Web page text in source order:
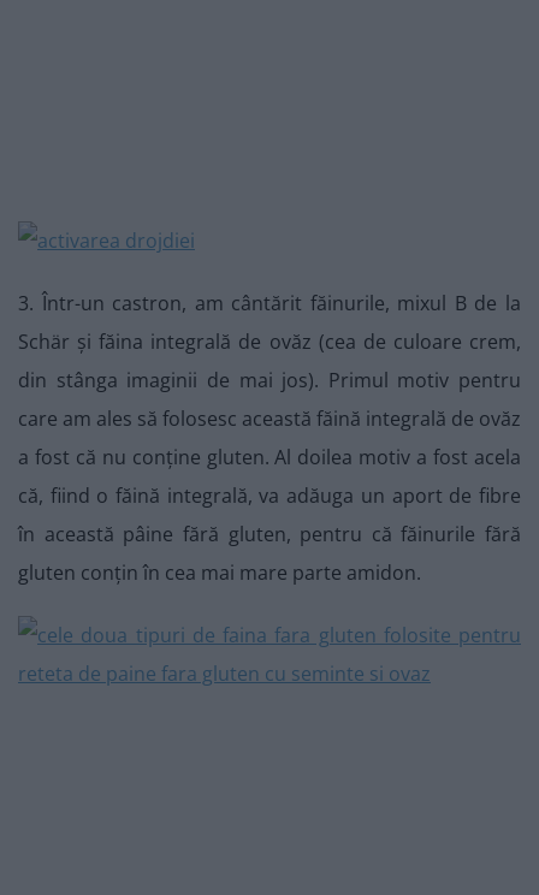
3. Într-un castron, am cântărit făinurile, mixul B de la
Schär și făina integrală de ovăz (cea de culoare crem,
din stânga imaginii de mai jos). Primul motiv pentru
care am ales să folosesc această făină integrală de ovăz
a fost că nu conține gluten. Al doilea motiv a fost acela
că, fiind o făină integrală, va adăuga un aport de fibre
în această pâine fără gluten, pentru că făinurile fără
gluten conțin în cea mai mare parte amidon.